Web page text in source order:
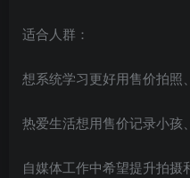
适合人群：
想系统学习更好用售价拍照
热爱生活想用售价记录小孩
自媒体工作中希望提升拍摄